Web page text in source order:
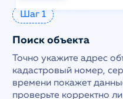
Шаг 1
Поиск объекта
Точно укажите адрес
кадастровый номер,
времени покажет
проверьте корректно